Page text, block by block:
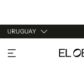
URUGUAY
URUGUAY